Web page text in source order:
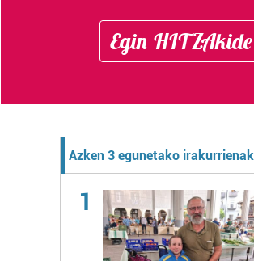
Egin HITZAkide
Azken 3 egunetako irakurrienak
1